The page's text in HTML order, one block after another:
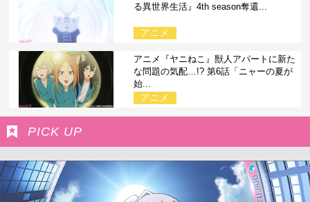
る異世界生活』4th season奪還...
アニメ
アニメ『ヤニねこ』獣人アパートに新た
な問題の気配…!? 第6話「ニャーの夏が
始...
アニメ
PICK UP